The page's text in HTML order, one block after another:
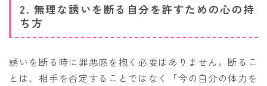
2. 無理な誘いを断る自分を許すための心の持
ち方
誘いを断る時に罪悪感を抱く必要はありません。断るこ
とは、相手を否定することではなく「今の自分の体力を